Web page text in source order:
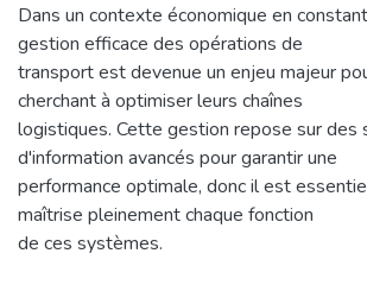
Dans un contexte économique en
gestion efficace des opérations de
transport est devenue un enjeu majeur
cherchant à optimiser leurs chaînes
logistiques. Cette gestion repose sur des
d'information avancés pour garantir une
performance optimale, donc il est
maîtrise pleinement chaque fonction
de ces systèmes.